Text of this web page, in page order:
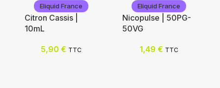
Eliquid France
Citron Cassis |
10mL
5,90 € TTC
Eliquid France
Nicopulse | 50PG-
50VG
1,49 € TTC